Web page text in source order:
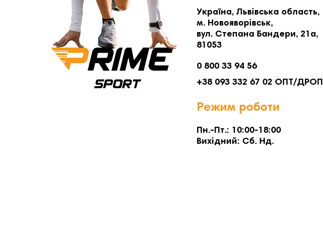
Україна, Львівська область,
м. Новояворівськ,
вул. Степана Бандери, 21а,
81053
0 800 33 94 56
+38 093 332 67 02 ОПТ/ДРОП
Режим роботи
Пн.-Пт.: 10:00-18:00
Вихідний: Сб. Нд.